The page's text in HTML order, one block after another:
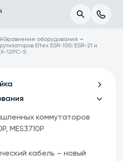
Сравнение оборудования
Eltex ESR-100/ESR-21 и
12PC-S
коммутаторов
MES3710P
кабель – новый